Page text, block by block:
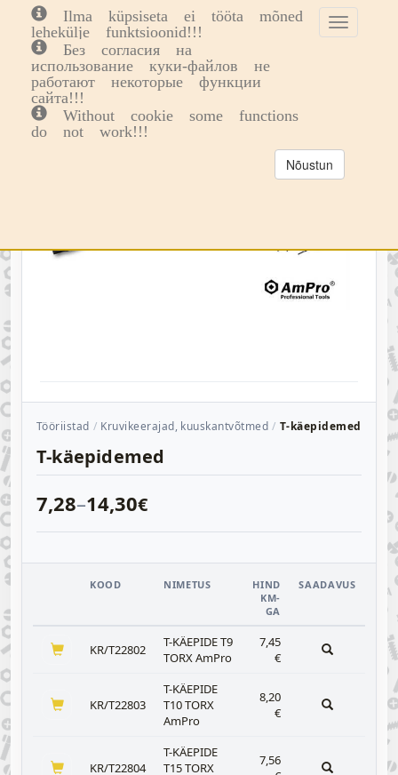
Ilma küpsiseta ei tööta mõned
lehekülje funktsioonid!!!
Без согласия на
использование куки-файлов не
работают некоторые функции
сайта!!!
Without cookie some functions
do not work!!!
Toggle
cookie
Nõustun
Tööriistad Kruvikeerajad, kuuskantvõtmed T-käepidemed
T-käepidemed
7,28–14,30€
KOOD NIMETUS
HIND
KM-
GA
SAADAVUS
KR/T22802
T-KÄEPIDE T9
TORX AmPro
7,45
€
KR/T22803
T-KÄEPIDE
T10 TORX
AmPro
8,20
€
KR/T22804
T-KÄEPIDE
T15 TORX
7,56